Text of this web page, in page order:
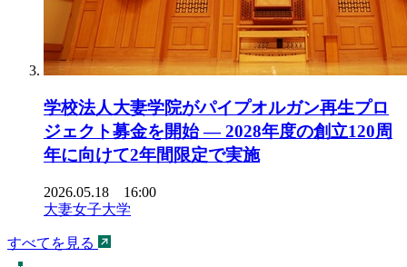
学校法人大妻学院がパイプオルガン再生プロ
ジェクト募金を開始 ― 2028年度の創立120周
年に向けて2年間限定で実施
2026.05.18 16:00
大妻女子大学
すべてを見る